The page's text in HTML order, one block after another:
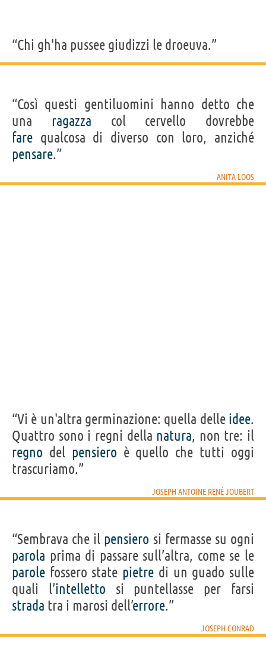
“Chi gh'ha pussee giudizzi le droeuva.”
“Così questi gentiluomini hanno detto che
una ragazza col cervello dovrebbe
fare qualcosa di diverso con loro, anziché
pensare.”
ANITA LOOS
“Vi è un'altra germinazione: quella delle idee.
Quattro sono i regni della natura, non tre: il
regno del pensiero è quello che tutti oggi
trascuriamo.”
JOSEPH ANTOINE RENÉ JOUBERT
“Sembrava che il pensiero si fermasse su ogni
parola prima di passare sull’altra, come se le
parole fossero state pietre di un guado sulle
quali l’intelletto si puntellasse per farsi
strada tra i marosi dell’errore.”
JOSEPH CONRAD